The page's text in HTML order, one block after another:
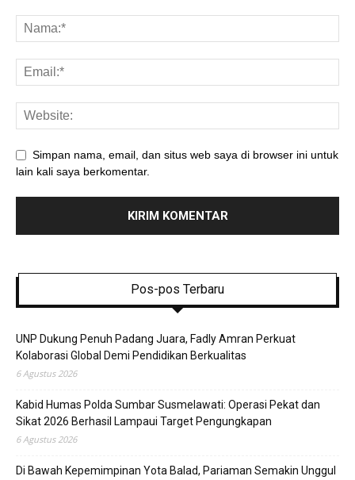
Simpan nama, email, dan situs web saya di browser ini untuk
lain kali saya berkomentar.
Pos-pos Terbaru
UNP Dukung Penuh Padang Juara, Fadly Amran Perkuat
Kolaborasi Global Demi Pendidikan Berkualitas
6 Agustus 2026
Kabid Humas Polda Sumbar Susmelawati: Operasi Pekat dan
Sikat 2026 Berhasil Lampaui Target Pengungkapan
6 Agustus 2026
Di Bawah Kepemimpinan Yota Balad, Pariaman Semakin Unggul